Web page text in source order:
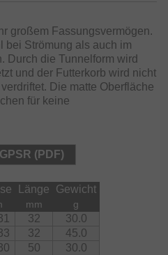
großem Fassungsvermögen.
bei Strömung als auch im
Durch die Tunnelform wird
und der Futterkorb wird nicht
Die matte Oberfläche
für keine
(PDF)
Länge Gewicht
mm g
32
30.0
32
45.0
50
30.0